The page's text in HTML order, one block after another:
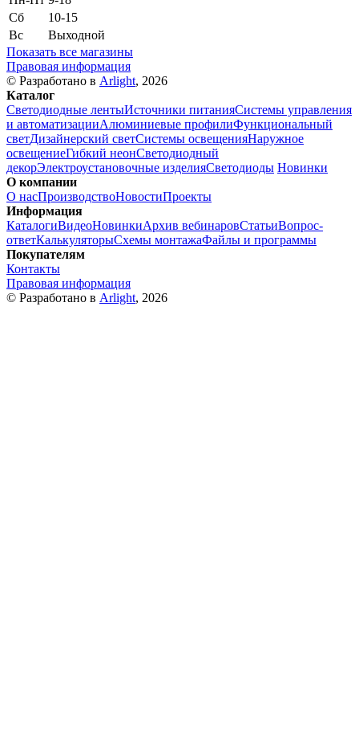
Сб
10-15
Вс
Выходной
Показать все магазины
Правовая информация
© Разработано в Arlight, 2026
Каталог
Светодиодные лентыИсточники питанияСистемы управления
и автоматизацииАлюминиевые профилиФункциональный
светДизайнерский светСистемы освещенияНаружное
освещениеГибкий неонСветодиодный
декорЭлектроустановочные изделияСветодиоды Новинки
О компании
О насПроизводствоНовостиПроекты
Информация
КаталогиВидеоНовинкиАрхив вебинаровСтатьиВопрос-
ответКалькуляторыСхемы монтажаФайлы и программы
Покупателям
Контакты
Правовая информация
© Разработано в Arlight, 2026